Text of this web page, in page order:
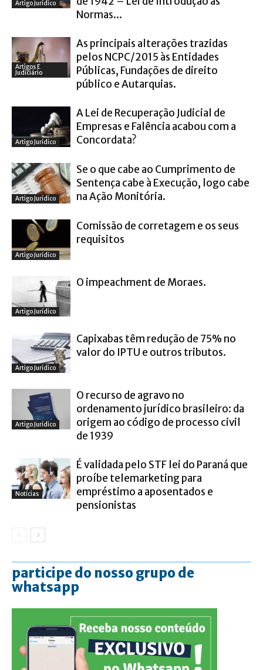
Artigo Jurídico
Normas...
Artigos E
Judiciário
As principais alterações trazidas
pelos NCPC/2015 às Entidades
Públicas, Fundações de direito
público e Autarquias.
Artigo Jurídico
A Lei de Recuperação Judicial de
Empresas e Falência acabou com a
Concordata?
Artigo Jurídico
Se o que cabe ao Cumprimento de
Sentença cabe à Execução, logo cabe
na Ação Monitória.
Artigo Jurídico
Comissão de corretagem e os seus
requisitos
Artigo Jurídico
O impeachment de Moraes.
Artigo Jurídico
Capixabas têm redução de 75% no
valor do IPTU e outros tributos.
Artigo Jurídico
O recurso de agravo no
ordenamento jurídico brasileiro: da
origem ao código de processo civil
de 1939
Notícias
É validada pelo STF lei do Paraná que
proíbe telemarketing para
empréstimo a aposentados e
pensionistas
participe do nosso grupo de
whatsapp